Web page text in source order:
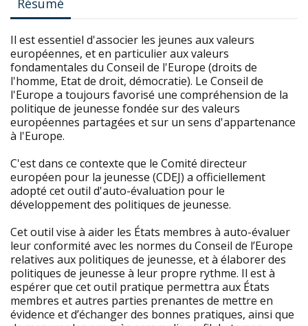
Résumé
Il est essentiel d'associer les jeunes aux valeurs
européennes, et en particulier aux valeurs
fondamentales du Conseil de l'Europe (droits de
l'homme, Etat de droit, démocratie). Le Conseil de
l'Europe a toujours favorisé une compréhension de la
politique de jeunesse fondée sur des valeurs
européennes partagées et sur un sens d'appartenance
à l'Europe.
C'est dans ce contexte que le Comité directeur
européen pour la jeunesse (CDEJ) a officiellement
adopté cet outil d'auto-évaluation pour le
développement des politiques de jeunesse.
Cet outil vise à aider les États membres à auto-évaluer
leur conformité avec les normes du Conseil de l’Europe
relatives aux politiques de jeunesse, et à élaborer des
politiques de jeunesse à leur propre rythme. Il est à
espérer que cet outil pratique permettra aux États
membres et autres parties prenantes de mettre en
évidence et d’échanger des bonnes pratiques, ainsi que